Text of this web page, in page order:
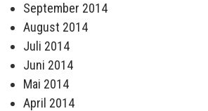
September 2014
August 2014
Juli 2014
Juni 2014
Mai 2014
April 2014